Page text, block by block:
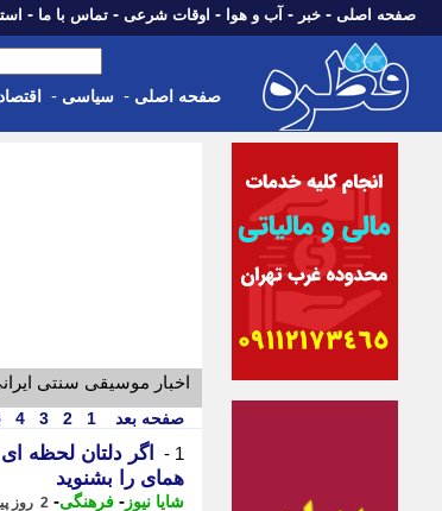
صفحه اصلی - خبر - آب و هوا - اوقات شرعی - تماس با ما -
صفحه اصلی - سیاسی -
اخبار موسیقی سنتی
صفحه بعد 1
2
3
4
1 -
اگر دلتان لحظه
همای را بشنوید
شایا نیوز - فرهنگی- 2 روز پیش - پنجشنبه 15 مرداد 1405، 09:26